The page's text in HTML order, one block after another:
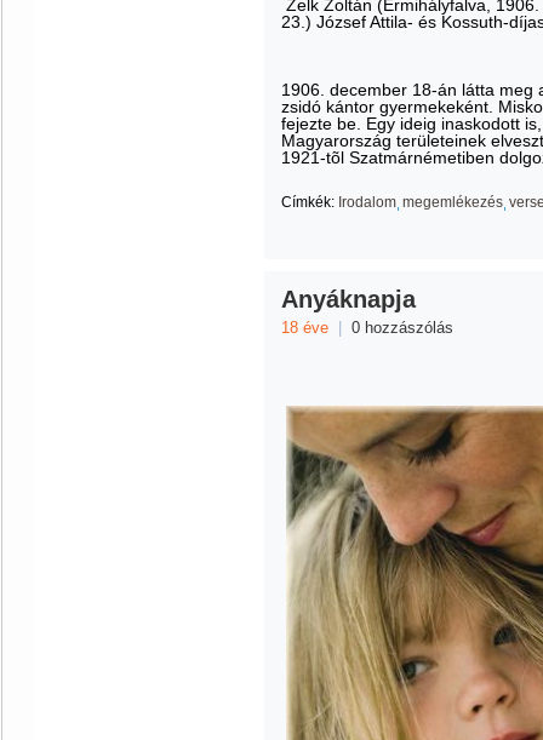
Zelk Zoltán (Érmihályfalva,
23.) József Attila- és Kossuth-
1906. december 18-án látta meg
zsidó kántor gyermekeként.
fejezte be. Egy ideig inaskodott
Magyarország területeinek
1921-tõl Szatmárnémetiben
Címkék: Irodalom megemlékezés
Anyáknapja
18 éve 0 hozzászólás